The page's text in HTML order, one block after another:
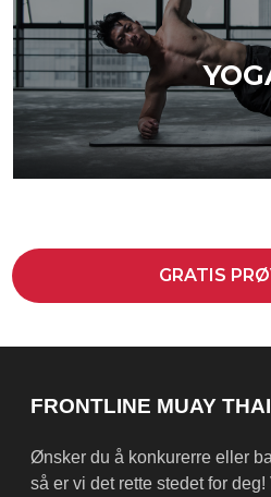
GRATIS
FRONTLINE MUAY THAI
Ønsker du å konkurerre eller
så er vi det rette stedet for